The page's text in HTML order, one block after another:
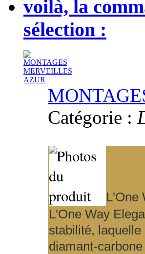
voilà, la
sélection :
Catégorie :
L'One
L'One Way
stabilité,
diamant-